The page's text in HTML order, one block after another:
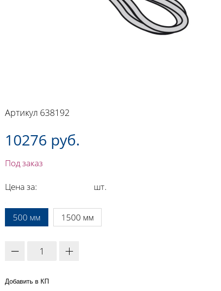
Артикул 638192
10276 руб.
Под заказ
Цена за: шт.
500 мм 1500 мм
Добавить в КП